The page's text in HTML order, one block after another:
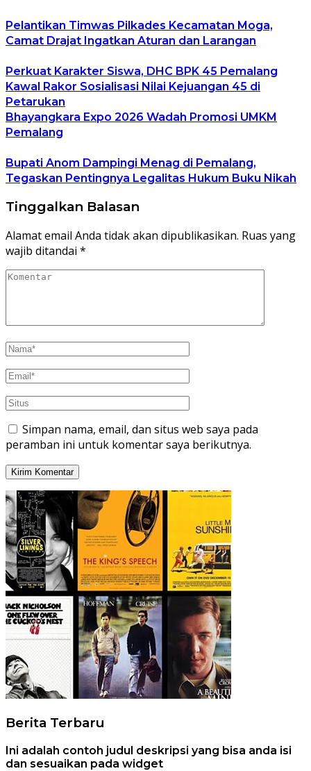
Pelantikan Timwas Pilkades Kecamatan Moga,
Camat Drajat Ingatkan Aturan dan Larangan
Perkuat Karakter Siswa, DHC BPK 45 Pemalang
Kawal Rakor Sosialisasi Nilai Kejuangan 45 di
Petarukan
Bhayangkara Expo 2026 Wadah Promosi UMKM
Pemalang
Bupati Anom Dampingi Menag di Pemalang,
Tegaskan Pentingnya Legalitas Hukum Buku Nikah
Tinggalkan Balasan
Alamat email Anda tidak akan dipublikasikan. Ruas yang
wajib ditandai *
Simpan nama, email, dan situs web saya pada
peramban ini untuk komentar saya berikutnya.
Berita Terbaru
Ini adalah contoh judul deskripsi yang bisa anda isi
dan sesuaikan pada widget